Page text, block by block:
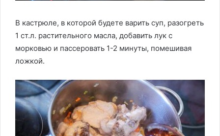
В кастрюле, в которой будете варить суп, разогреть
1 ст.л. растительного масла, добавить лук с
морковью и пассеровать 1-2 минуты, помешивая
ложкой.